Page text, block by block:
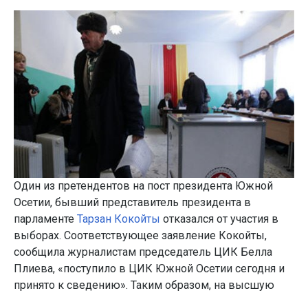
Один из претендентов на пост президента Южной
Осетии, бывший представитель президента в
парламенте Тарзан Кокойты отказался от участия в
выборах. Соответствующее заявление Кокойты,
сообщила журналистам председатель ЦИК Белла
Плиева, «поступило в ЦИК Южной Осетии сегодня и
принято к сведению». Таким образом, на высшую